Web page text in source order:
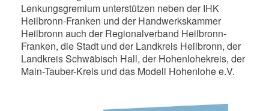
Lenkungsgremium unterstützen neben der IHK
Heilbronn-Franken und der Handwerkskammer
Heilbronn auch der Regionalverband Heilbronn-
Franken, die Stadt und der Landkreis Heilbronn, der
Landkreis Schwäbisch Hall, der Hohenlohekreis, der
Main-Tauber-Kreis und das Modell Hohenlohe e.V.